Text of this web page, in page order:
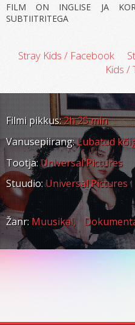
FILM ON INGLISE JA
SUBTIITRITEGA
Stray Kids / Facebook
Kids /
Filmi pikkus:2h 25 min
Vanusepiirang:Lubatud
Tootja: Universal Pictures
Stuudio:Universal Pictures
Žanr: Muusikal,